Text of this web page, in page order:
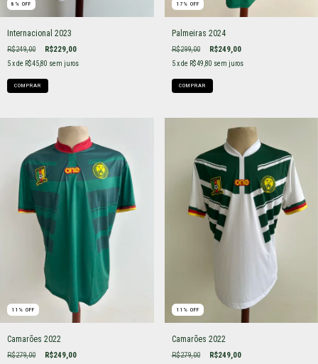
8 % OFF
Internacional 2023
R$249,00 R$229,00
5x de R$45,80 sem juros
COMPRAR
17 % OFF
Palmeiras 2024
R$299,00 R$249,00
5 x de R$49,80 sem juros
COMPRAR
11 % OFF
Camarões 2022
R$279,00 R$249,00
11 % OFF
Camarões 2022
R$279,00 R$249,00